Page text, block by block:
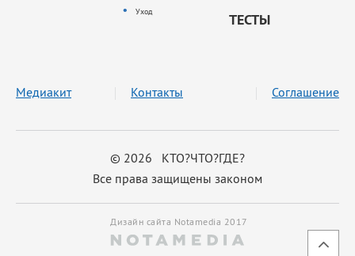
Уход
ТЕСТЫ
© 2026 КТО?ЧТО?ГДЕ?
Все права защищены законом
Медиакит Контакты Соглашение
Дизайн сайта Notamedia 2017